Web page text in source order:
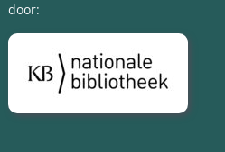
door: